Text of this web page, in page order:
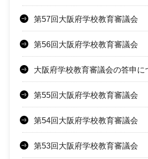
第57回大阪府学校教育審議会
第56回大阪府学校教育審議会
大阪府学校教育審議会の答申に
第55回大阪府学校教育審議会
第54回大阪府学校教育審議会
第53回大阪府学校教育審議会